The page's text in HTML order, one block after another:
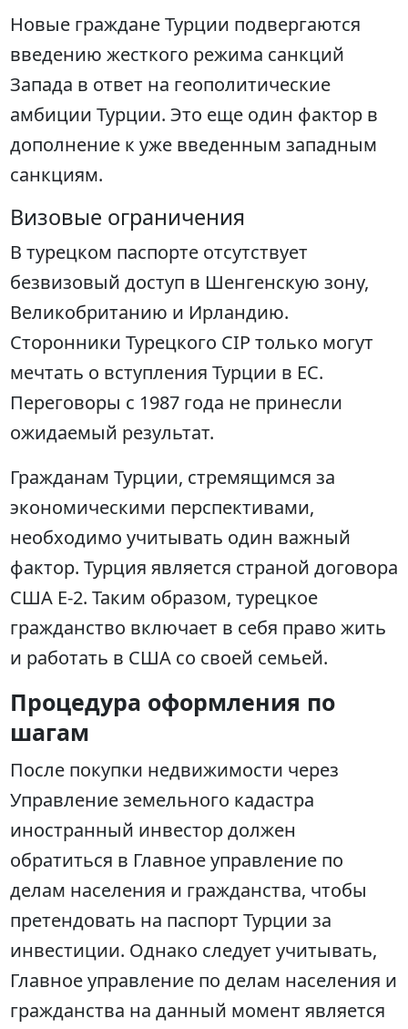
Новые граждане Турции подвергаются
введению жесткого режима санкций
Запада в ответ на геополитические
амбиции Турции. Это еще один фактор в
дополнение к уже введенным западным
санкциям.
Визовые ограничения
В турецком паспорте отсутствует
безвизовый доступ в Шенгенскую зону,
Великобританию и Ирландию.
Сторонники Турецкого CIP только могут
мечтать о вступления Турции в ЕС.
Переговоры с 1987 года не принесли
ожидаемый результат.
Гражданам Турции, стремящимся за
экономическими перспективами,
необходимо учитывать один важный
фактор. Турция является страной договора
США E-2. Таким образом, турецкое
гражданство включает в себя право жить
и работать в США со своей семьей.
Процедура оформления по
шагам
После покупки недвижимости через
Управление земельного кадастра
иностранный инвестор должен
обратиться в Главное управление по
делам населения и гражданства, чтобы
претендовать на паспорт Турции за
инвестиции. Однако следует учитывать,
Главное управление по делам населения и
гражданства на данный момент является